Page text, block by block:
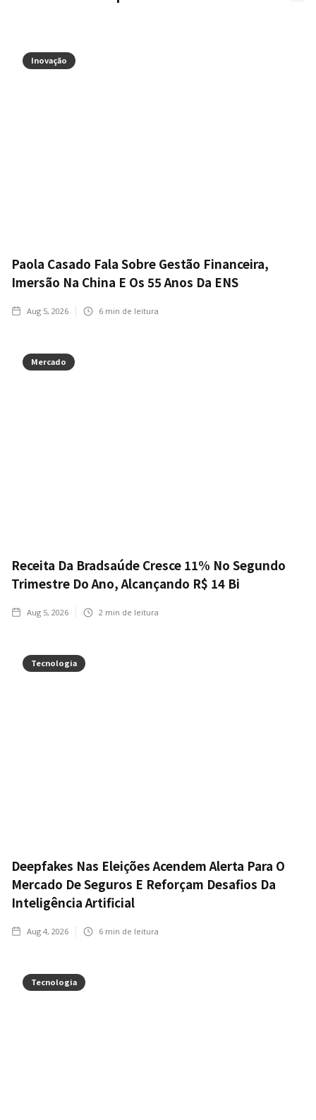
Inovação
Paola Casado Fala Sobre Gestão Financeira,
Imersão Na China E Os 55 Anos Da ENS
Aug 5, 2026 6 min de leitura
Mercado
Receita Da Bradsaúde Cresce 11% No Segundo
Trimestre Do Ano, Alcançando R$ 14 Bi
Aug 5, 2026 2 min de leitura
Tecnologia
Deepfakes Nas Eleições Acendem Alerta Para O
Mercado De Seguros E Reforçam Desafios Da
Inteligência Artificial
Aug 4, 2026 6 min de leitura
Tecnologia